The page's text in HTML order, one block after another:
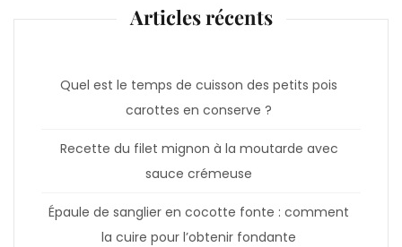
Articles récents
Quel est le temps de cuisson des petits pois
carottes en conserve ?
Recette du filet mignon à la moutarde avec
sauce crémeuse
Épaule de sanglier en cocotte fonte : comment
la cuire pour l’obtenir fondante